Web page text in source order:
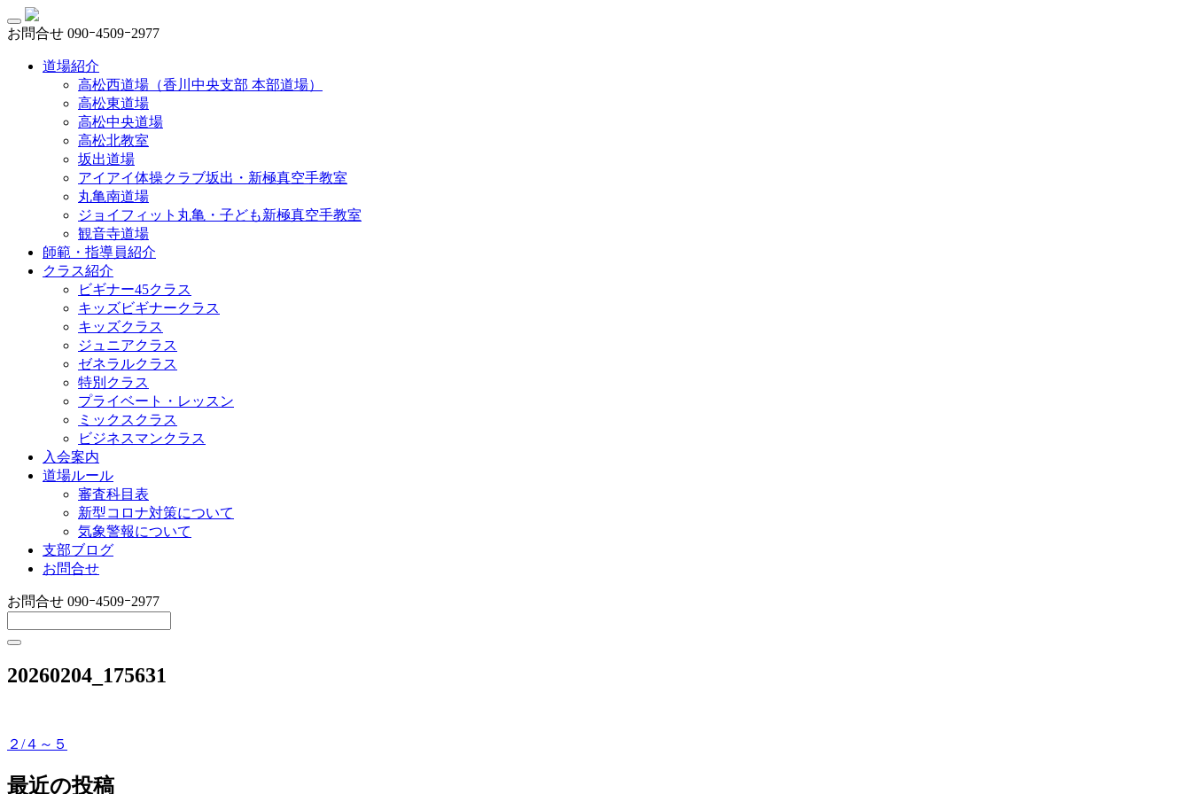
お問合せ 090ｰ4509ｰ2977
道場紹介
高松西道場（香川中央支部 本部道場）
高松東道場
高松中央道場
高松北教室
坂出道場
アイアイ体操クラブ坂出・新極真空手教室
丸亀南道場
ジョイフィット丸亀・子ども新極真空手教室
観音寺道場
師範・指導員紹介
クラス紹介
ビギナー45クラス
キッズビギナークラス
キッズクラス
ジュニアクラス
ゼネラルクラス
特別クラス
プライベート・レッスン
ミックスクラス
ビジネスマンクラス
入会案内
道場ルール
審査科目表
新型コロナ対策について
気象警報について
支部ブログ
お問合せ
お問合せ 090ｰ4509ｰ2977
20260204_175631
投
稿
２/４～５
最近の投稿